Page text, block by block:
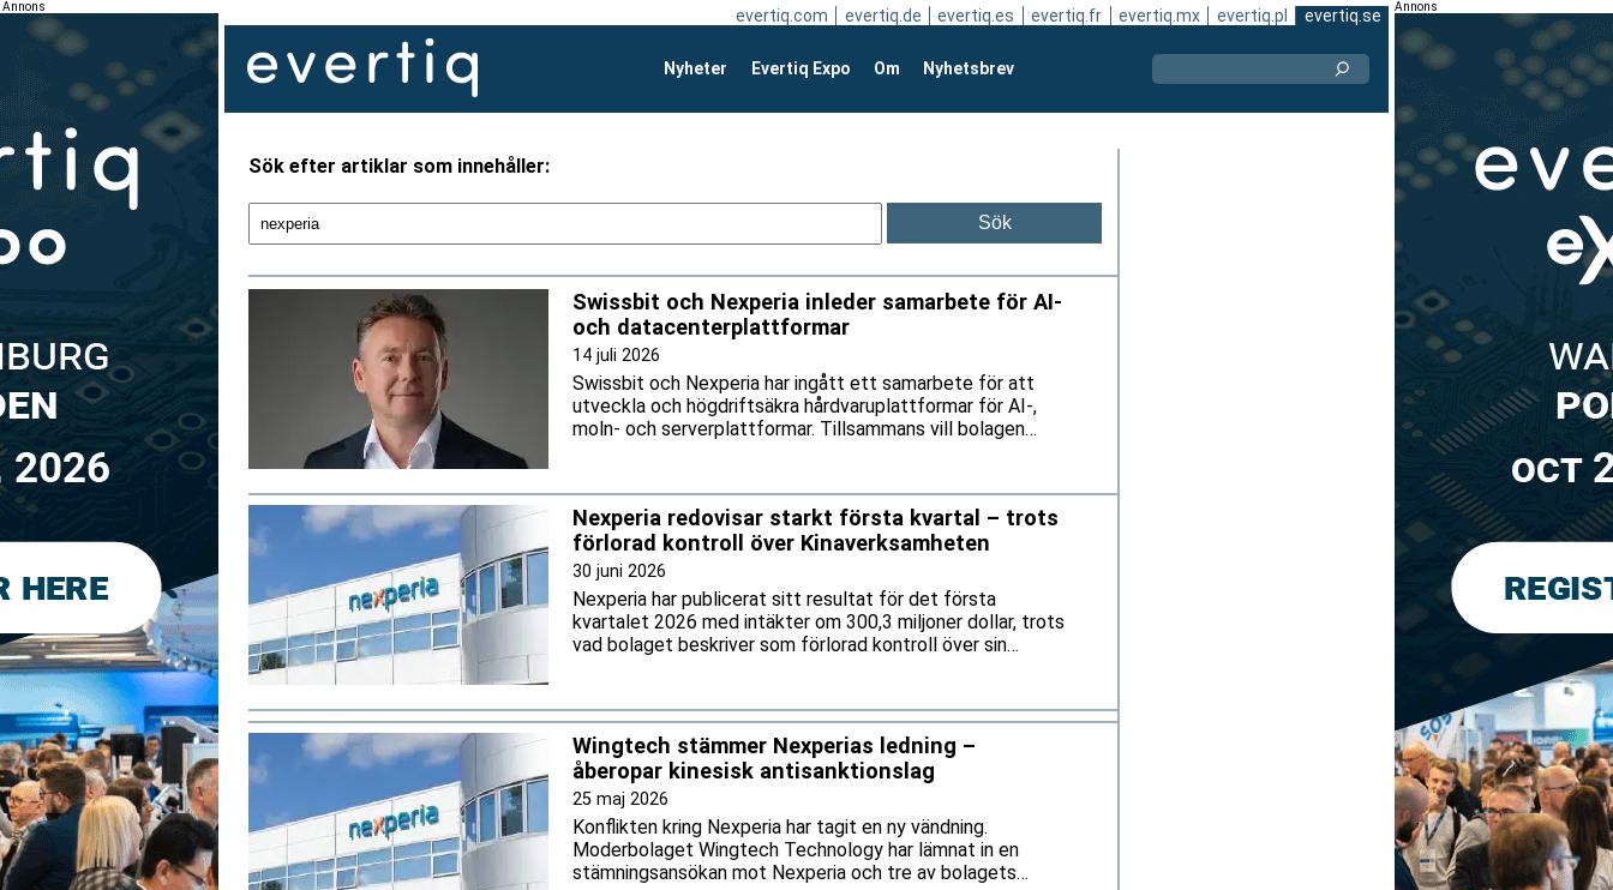
Annons evertiq.com evertiq.de evertiq.es evertiq.fr evertiq.mx evertiq.pl evertiq.se
Nyheter Evertiq Expo Om Nyhetsbrev
Sök efter artiklar som innehåller:
Swissbit och Nexperia inleder samarbete för AI-
och datacenterplattformar
14 juli 2026
Swissbit och Nexperia har ingått ett samarbete för att
utveckla och högdriftsäkra hårdvaruplattformar för AI-,
moln- och serverplattformar. Tillsammans vill bolagen
Nexperia redovisar starkt första kvartal – trots
förlorad kontroll över Kinaverksamheten
30 juni 2026
Nexperia har publicerat sitt resultat för det första
kvartalet 2026 med intäkter om 300,3 miljoner dollar, trots
vad bolaget beskriver som förlorad kontroll över sin
verksamheten utanför Kina fortsatt är lönsam.
Wingtech stämmer Nexperias ledning –
åberopar kinesisk antisanktionslag
25 maj 2026
Konflikten kring Nexperia har tagit en ny vändning.
Moderbolaget Wingtech Technology har lämnat in en
stämningsansökan mot Nexperia och tre av bolagets
Annons